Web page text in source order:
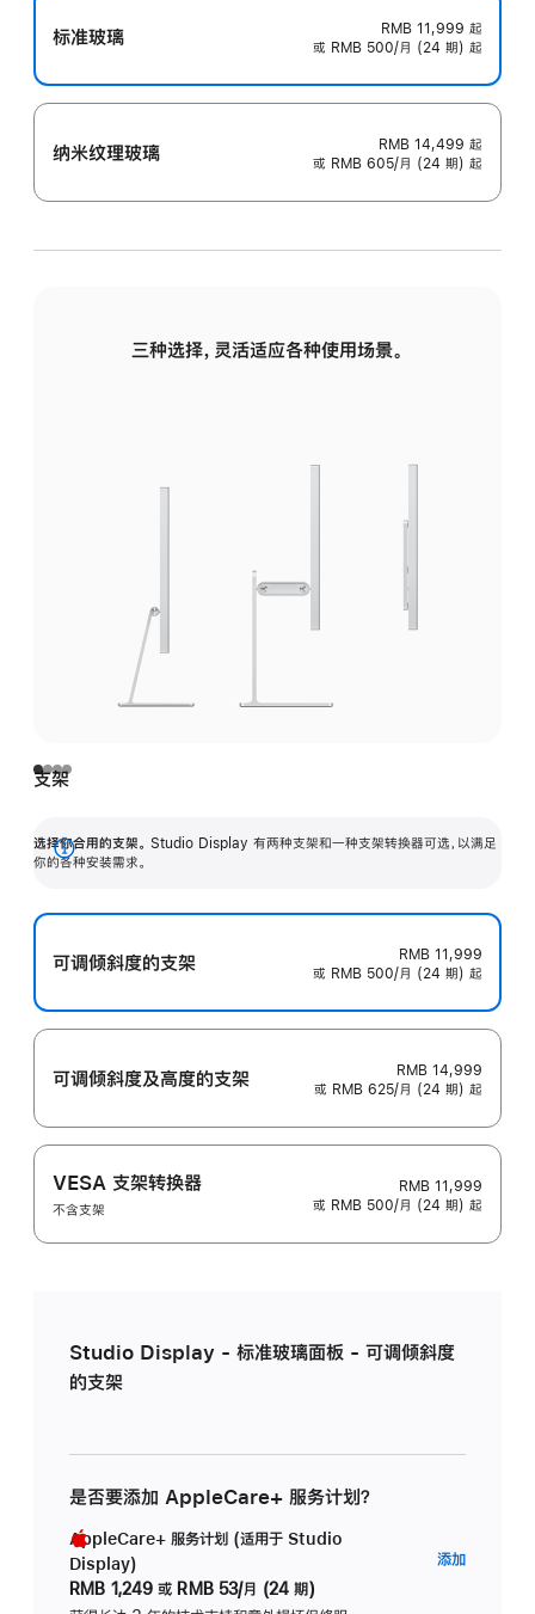
标准玻璃 RMB 11,999 起
或 RMB 500/月 (24 期) 起
纳米纹理玻璃 RMB 14,499 起
或 RMB 605/月 (24 期) 起
三种选择，灵活适应各种使用场景。
支架
选择你合用的支架。 Studio Display 有两种支架和一种支架转换器可选，以满足
你的各种安装需求。
展
可调倾斜度的支架
RMB 11,999
或 RMB 500/月 (24 期) 起
可调倾斜度及高‍度的支‍架
RMB 14,999
或 RMB 625/月 (24 期) 起
VESA 支架转换器
不含支架
RMB 11,999
或 RMB 500/月 (24 期) 起
Studio Display - 标准玻璃面板 - 可调倾斜度
的支架
是否要添加 AppleCare+ 服务计划？
AppleCare+ 服务计划 (适用于 Studio
Display)
RMB 1,249 或 RMB 53/月 (24 期)
添加